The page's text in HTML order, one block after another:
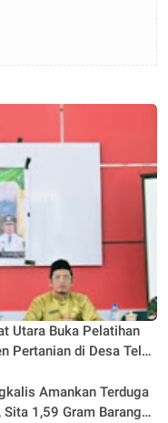
Utara Buka Pelatihan
Pertanian di Desa Teluk
Amankan Terduga
1,59 Gram Barang